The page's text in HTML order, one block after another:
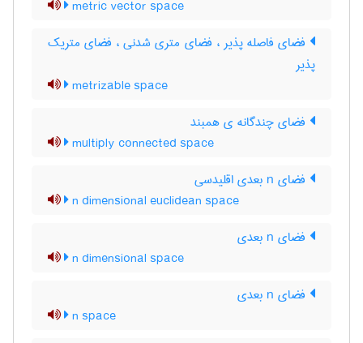
metric vector space
فضای فاصله پذیر ، فضای متری شدنی ، فضای متریک
پذیر
metrizable space
فضای چندگانه ی همبند
multiply connected space
فضای n بعدی اقلیدسی
n dimensional euclidean space
فضای n بعدی
n dimensional space
فضای n بعدی
n space